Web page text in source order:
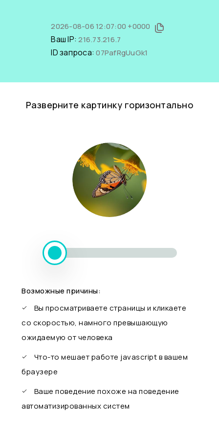
2026-08-06 12:07:00 +0000
Ваш IP:216.73.216.7
ID запроса:07PafRgUuGk1
Разверните картинку горизонтально
Возможные причины:
Вы просматриваете страницы и кликаете
со скоростью, намного превышающую
ожидаемую от человека
Что-то мешает работе javascript в вашем
браузере
Ваше поведение похоже на поведение
автоматизированных систем